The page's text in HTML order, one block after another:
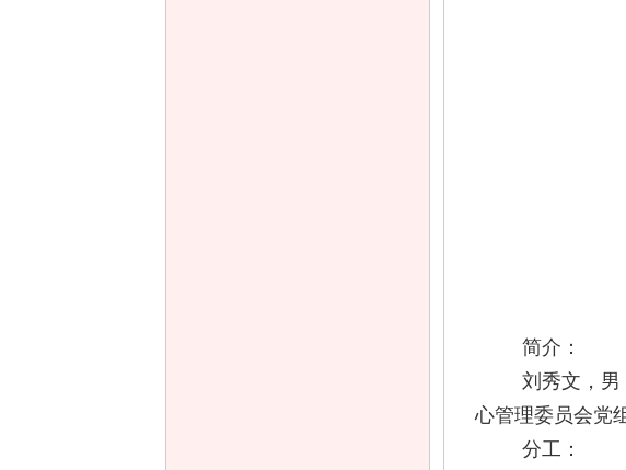
简介 ：
刘秀文，男
心管理委员会党
分工：